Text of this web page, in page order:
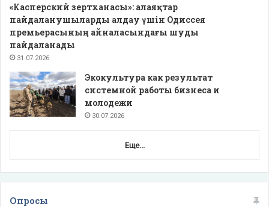
«Касперский зертханасы»: алаяқтар
пайдаланушыларды алдау үшін Одиссея
премьерасының айналасындағы шуды
пайдаланады
31.07.2026
Экокультура как результат
системной работы бизнеса и
молодежи
30.07.2026
Еще...
Опросы